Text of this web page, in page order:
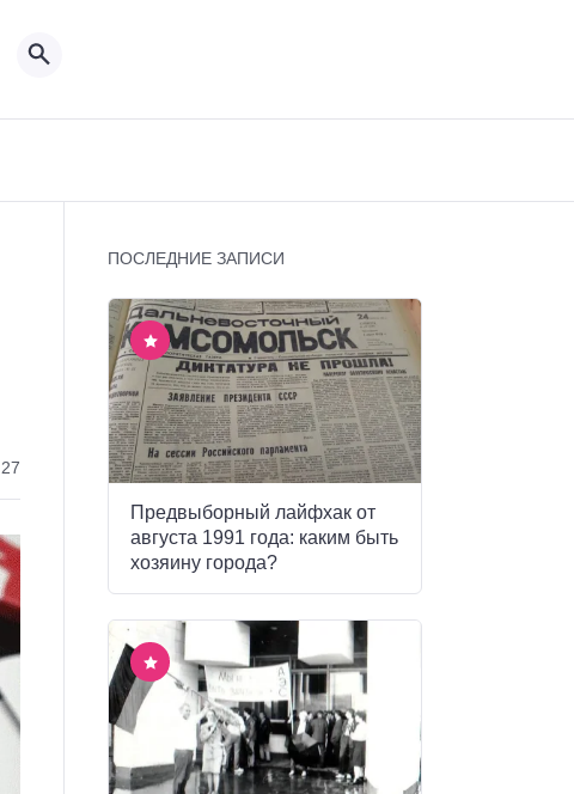
27
ПОСЛЕДНИЕ ЗАПИСИ
Предвыборный лайфхак от
августа 1991 года: каким быть
хозяину города?